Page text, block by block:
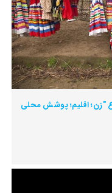
اقلیم؛ پوشش محلی